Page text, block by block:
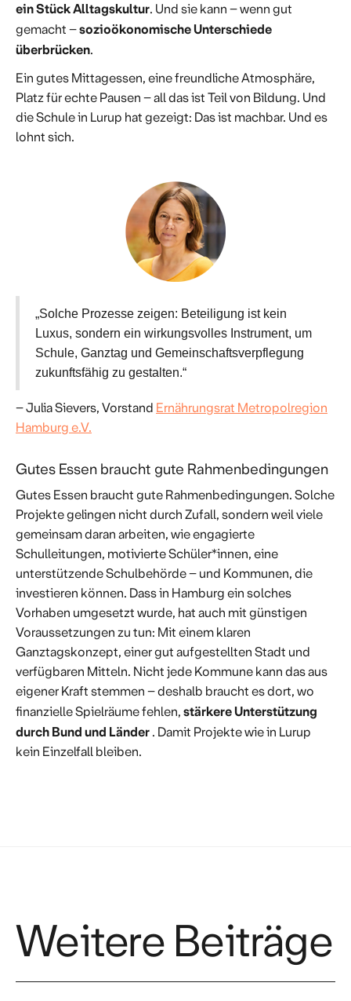
ein Stück Alltagskultur. Und sie kann – wenn gut
gemacht – sozioökonomische Unterschiede
überbrücken.
Ein gutes Mittagessen, eine freundliche Atmosphäre,
Platz für echte Pausen – all das ist Teil von Bildung. Und
die Schule in Lurup hat gezeigt: Das ist machbar. Und es
lohnt sich.
„Solche Prozesse zeigen: Beteiligung ist kein
Luxus, sondern ein wirkungsvolles Instrument, um
Schule, Ganztag und Gemeinschaftsverpflegung
zukunftsfähig zu gestalten.“
– Julia Sievers, Vorstand Ernährungsrat Metropolregion
Hamburg e.V.
Gutes Essen braucht gute Rahmenbedingungen
Gutes Essen braucht gute Rahmenbedingungen. Solche
Projekte gelingen nicht durch Zufall, sondern weil viele
gemeinsam daran arbeiten, wie engagierte
Schulleitungen, motivierte Schüler*innen, eine
unterstützende Schulbehörde – und Kommunen, die
investieren können. Dass in Hamburg ein solches
Vorhaben umgesetzt wurde, hat auch mit günstigen
Voraussetzungen zu tun: Mit einem klaren
Ganztagskonzept, einer gut aufgestellten Stadt und
verfügbaren Mitteln. Nicht jede Kommune kann das aus
eigener Kraft stemmen – deshalb braucht es dort, wo
finanzielle Spielräume fehlen, stärkere Unterstützung
durch Bund und Länder . Damit Projekte wie in Lurup
kein Einzelfall bleiben.
Weitere Beiträge